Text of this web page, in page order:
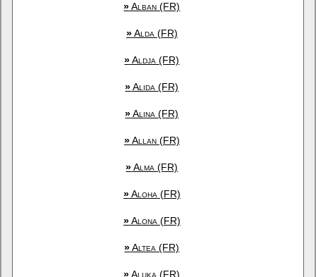
»Alban (FR)
»Alda (FR)
»Aldja (FR)
»Alida (FR)
»Alina (FR)
»Allan (FR)
»Alma (FR)
»Aloha (FR)
»Alona (FR)
»Altea (FR)
»Aluka (FR)